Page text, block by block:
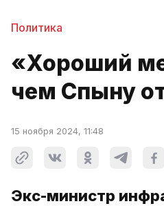
Политика
«Хороший
чем Спыну
15 ноября 2024, 11:48
Экс-министр